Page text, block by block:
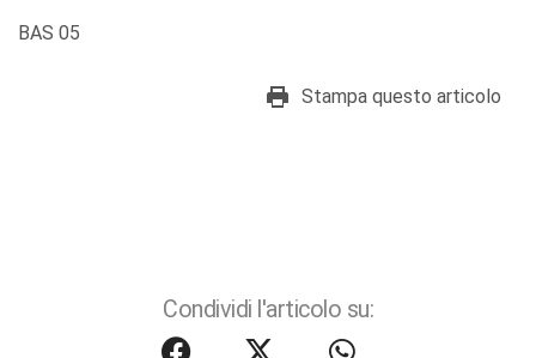
BAS 05
Stampa questo articolo
Condividi l'articolo su: